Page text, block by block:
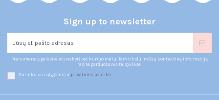
Sign up to newsletter
Prenumeratą galėsite atsisakyti bet kuriuo metu. Tam tikslui mūsų kontaktinę informaciją
rasite parduotuvės taisyklėse.
Sutinku su sąlygomis ir privatumo politika